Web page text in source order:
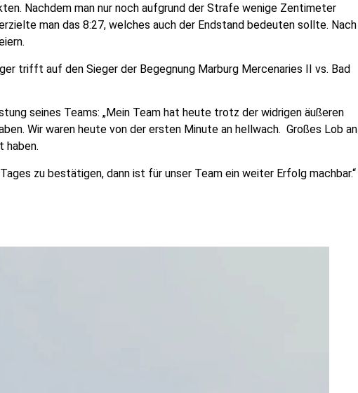
Nachdem man nur noch aufgrund der Strafe wenige Zentimeter
man das 8:27, welches auch der Endstand bedeuten sollte. Nach
trifft auf den Sieger der Begegnung Marburg Mercenaries II vs. Bad
seines Teams: „Mein Team hat heute trotz der widrigen äußeren
Wir waren heute von der ersten Minute an hellwach. Großes Lob an
haben.
zu bestätigen, dann ist für unser Team ein weiter Erfolg machbar.“